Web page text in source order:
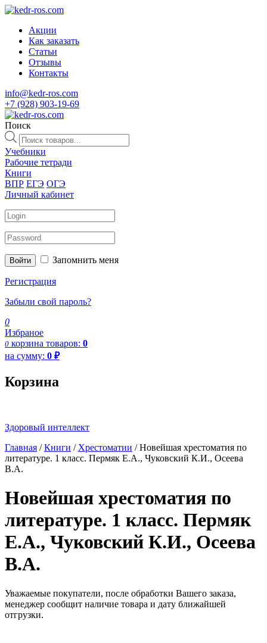
Акции
Как заказать
Статьи
Отзывы
Контакты
info@kedr-ros.com
+7 (928) 903-19-69
Поиск
Поиск
товаров
Учебники
Рабочие тетради
Книги
ВПР ЕГЭ ОГЭ
Личный кабинет
Войти Запомнить меня
Регистрация
Забыли свой пароль?
0
Избраное
0 корзина товаров: 0
на сумму: 0 ₽
Корзина
Здоровый интеллект
Главная /Книги / Хрестоматии / Новейшая хрестоматия по
литературе. 1 класс. Пермяк Е.А., Чуковский К.И., Осеева
В.А.
Новейшая хрестоматия по
литературе. 1 класс. Пермяк
Е.А., Чуковский К.И., Осеева
В.А.
Уважаемые покупатели, после обработки Вашего заказа,
менеджер сообщит наличие товара и дату ближайшей
отгрузки.